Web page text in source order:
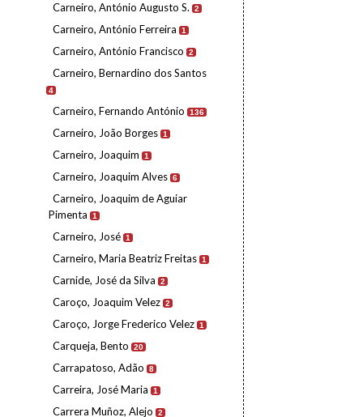
Carneiro, António Augusto S. 2
Carneiro, António Ferreira 1
Carneiro, António Francisco 2
Carneiro, Bernardino dos Santos
4
Carneiro, Fernando António 136
Carneiro, João Borges 1
Carneiro, Joaquim 1
Carneiro, Joaquim Alves 6
Carneiro, Joaquim de Aguiar
Pimenta
1
Carneiro, José 1
Carneiro, Maria Beatriz Freitas 1
Carnide, José da Silva 2
Caroço, Joaquim Velez 2
Caroço, Jorge Frederico Velez 1
Carqueja, Bento 20
Carrapatoso, Adão 8
Carreira, José Maria 1
Carrera Muñoz, Alejo 2